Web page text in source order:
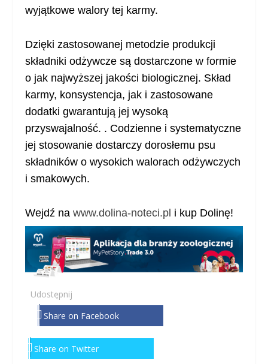
wyjątkowe walory tej karmy.
Dzięki zastosowanej metodzie produkcji
składniki odżywcze są dostarczone w formie
o jak najwyższej jakości biologicznej. Skład
karmy, konsystencja, jak i zastosowane
dodatki gwarantują jej wysoką
przyswajalność. . Codzienne i systematyczne
jej stosowanie dostarczy dorosłemu psu
składników o wysokich walorach odżywczych
i smakowych.
Wejdź nawww.dolina-noteci.pl i kup Dolinę!
Udostępnij
Share on Facebook
Share on Twitter